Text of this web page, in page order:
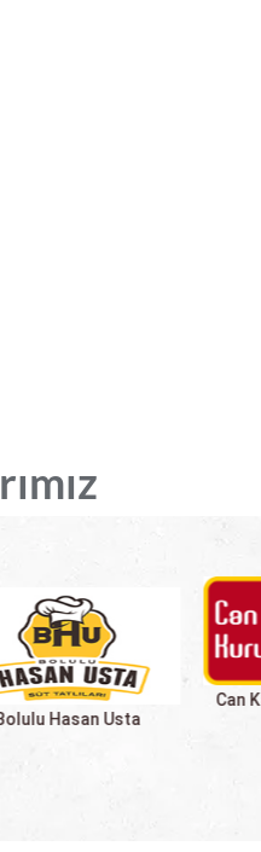
Kardeşler Kuruyemiş
İzmir